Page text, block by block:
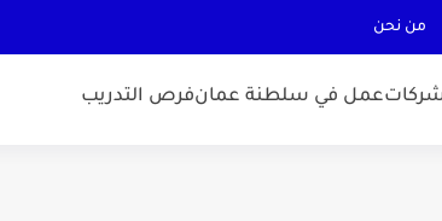
من نحن
عمل في سلطنة عمانفرص التدريب